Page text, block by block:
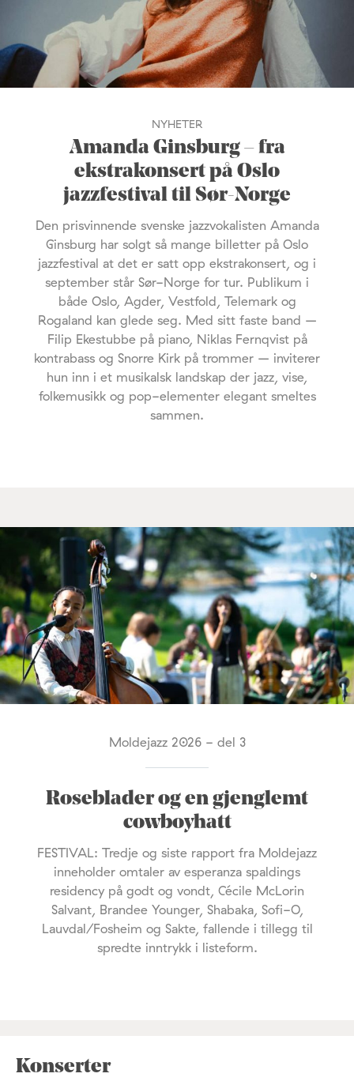
NYHETER
Amanda Ginsburg – fra
ekstrakonsert på Oslo
jazzfestival til Sør-Norge
Den prisvinnende svenske jazzvokalisten Amanda
Ginsburg har solgt så mange billetter på Oslo
jazzfestival at det er satt opp ekstrakonsert, og i
september står Sør-Norge for tur. Publikum i
både Oslo, Agder, Vestfold, Telemark og
Rogaland kan glede seg. Med sitt faste band –
Filip Ekestubbe på piano, Niklas Fernqvist på
kontrabass og Snorre Kirk på trommer – inviterer
hun inn i et musikalsk landskap der jazz, vise,
folkemusikk og pop-elementer elegant smeltes
sammen.
Moldejazz 2026 - del 3
Roseblader og en gjenglemt
cowboyhatt
FESTIVAL: Tredje og siste rapport fra Moldejazz
inneholder omtaler av esperanza spaldings
residency på godt og vondt, Cécile McLorin
Salvant, Brandee Younger, Shabaka, Sofi-O,
Lauvdal/Fosheim og Sakte, fallende i tillegg til
spredte inntrykk i listeform.
Konserter